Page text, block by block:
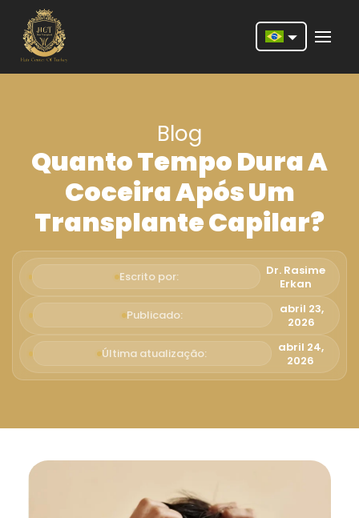
Deutsch
Português
Español
Türkçe
Italiano
Română
Русский
Svenska
Blog
Quanto Tempo Dura A
Coceira Após Um
Transplante Capilar?
Escrito por:
Dr. Rasime
Erkan
Publicado:
abril 23,
2026
Última atualização:
abril 24,
2026